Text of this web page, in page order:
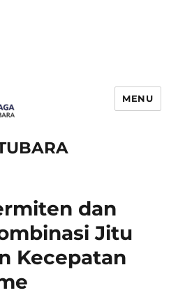
MENU
dan
Jitu
Kecepatan